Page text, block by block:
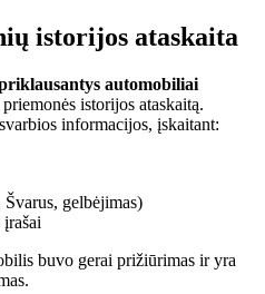
istorijos ataskaita
automobiliai
istorijos ataskaitą.
informacijos, įskaitant:
gelbėjimas)
buvo gerai prižiūrimas ir yra